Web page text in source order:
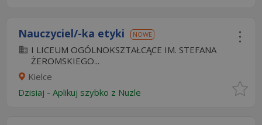
Nauczyciel/-ka etyki NOWE
I LICEUM OGÓLNOKSZTAŁCĄCE IM. STEFANA
ŻEROMSKIEGO...
Kielce
Dzisiaj - Aplikuj szybko z Nuzle